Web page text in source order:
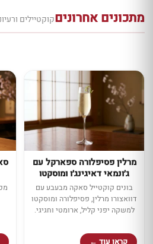
מתכונים אחרוניםקוקטיילים
מרלין פסיפלורה ספארקל עם
ג׳ונמאי דאיגינג׳ו ומוסקטו
בונים קוקטייל סאקה מבעבע עם
דוואצורו מרלין, פסיפלורה ומוסקטו
למשקה יפני קליל, ארומטי וחגיגי.